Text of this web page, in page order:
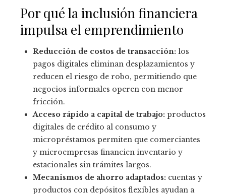
Por qué la inclusión financiera
impulsa el emprendimiento
Reducción de costos de transacción: los
pagos digitales eliminan desplazamientos y
reducen el riesgo de robo, permitiendo que
negocios informales operen con menor
fricción.
Acceso rápido a capital de trabajo: productos
digitales de crédito al consumo y
micropréstamos permiten que comerciantes
y microempresas financien inventario y
estacionales sin trámites largos.
Mecanismos de ahorro adaptados: cuentas y
productos con depósitos flexibles ayudan a